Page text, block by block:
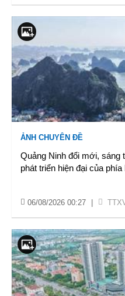
ẢNH CHUYÊN ĐỀ
Quảng Ninh đổi mới, sáng
phát triển hiện đại của phía
06/08/2026 00:27